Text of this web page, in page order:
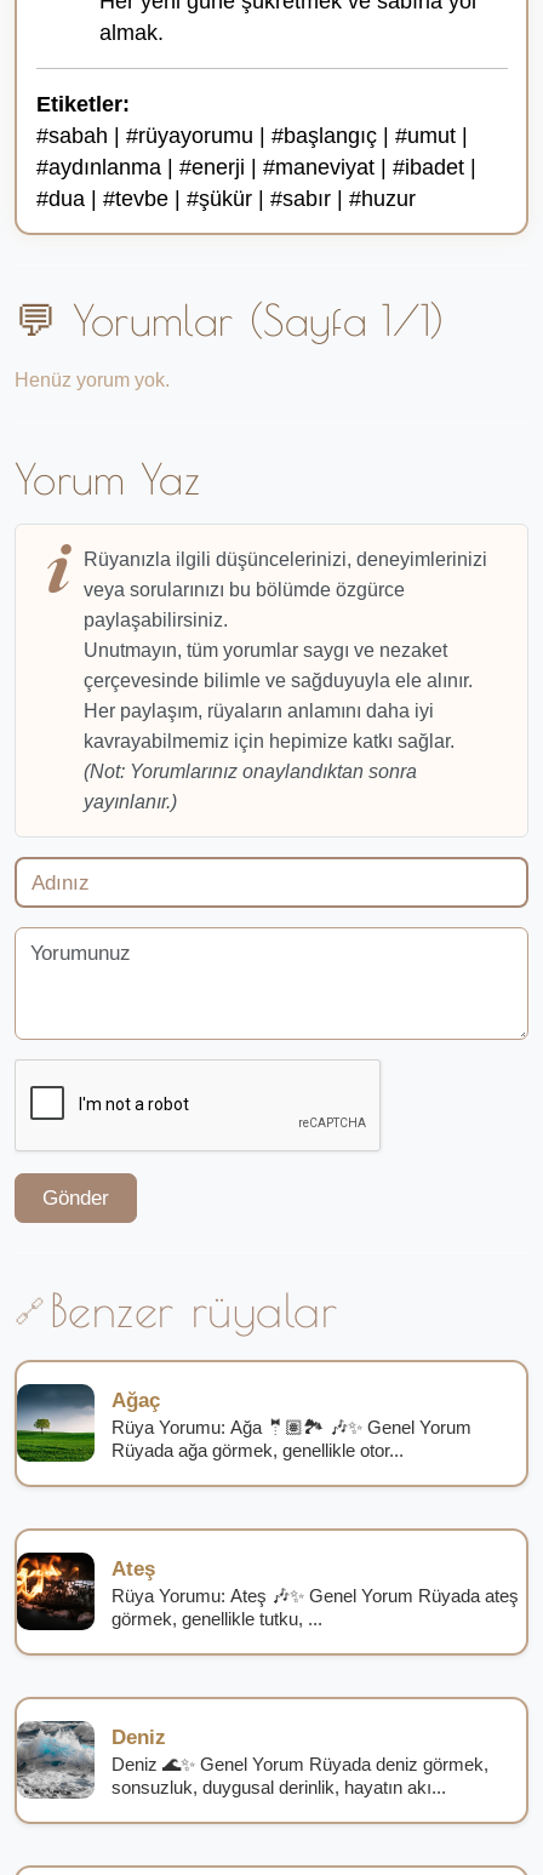
almak.
Etiketler:
#sabah | #rüyayorumu | #başlangıç | #umut |
#aydınlanma | #enerji | #maneviyat | #ibadet |
#dua | #tevbe | #şükür | #sabır | #huzur
💬 Yorumlar (Sayfa 1/1)
Henüz yorum yok.
Yorum Yaz
Rüyanızla ilgili düşüncelerinizi, deneyimlerinizi
veya sorularınızı bu bölümde özgürce
paylaşabilirsiniz.
Unutmayın, tüm yorumlar saygı ve nezaket
çerçevesinde bilimle ve sağduyuyla ele alınır.
Her paylaşım, rüyaların anlamını daha iyi
kavrayabilmemiz için hepimize katkı sağlar.
(Not: Yorumlarınız onaylandıktan sonra
yayınlanır.)
Gönder
Benzer rüyalar
Ağaç
Rüya Yorumu: Ağa 🤵🏽🏞️ 🎶✨ Genel Yorum
Rüyada ağa görmek, genellikle otor...
Ateş
Rüya Yorumu: Ateş 🎶✨ Genel Yorum Rüyada ateş
görmek, genellikle tutku, ...
Deniz
Deniz 🌊✨ Genel Yorum Rüyada deniz görmek,
sonsuzluk, duygusal derinlik, hayatın akı...